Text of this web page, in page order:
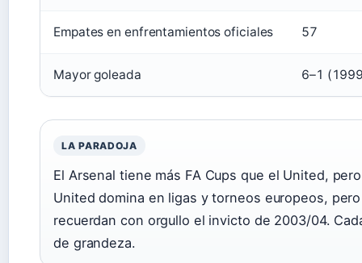
Empates en enfrentamientos oficiales 57
Mayor goleada 6–1
LA PARADOJA
El Arsenal tiene más FA Cups que el United,
United domina en ligas y torneos europeos,
recuerdan con orgullo el invicto de 2003/04.
de grandeza.